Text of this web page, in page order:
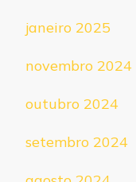
janeiro 2025
novembro 2024
outubro 2024
setembro 2024